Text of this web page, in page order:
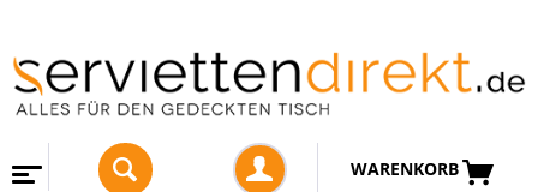
WARENKORB